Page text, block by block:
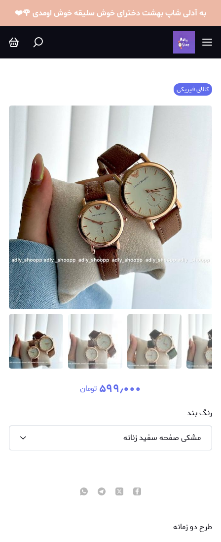
به آدلی شاپ بهشت دخترای خوش سلیقه خوش اومدی 🌹❤️
کالای فیزیکی
۵۹۹٫۰۰۰ تومان
رنگ بند
مشکی صفحه سفید زنانه
طرح دو زمانه